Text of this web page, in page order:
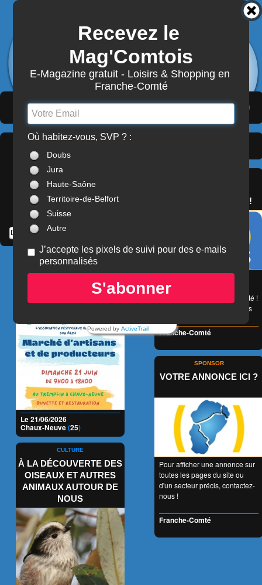
Franche-Comté
3872
7870
Abonnement Mag'Comtois
(ACTUALITÉS) (ANNUAIRE) (MON COMPTE )
Dernières Actualités >
Franche-Comté
FOIRES / MARCHÉS / SALONS
MARCHÉ DE
PRODUCTEURS ET
Le 21/06/2026
Chaux-Neuve(25)
CULTURE
À LA DÉCOUVERTE DES
OISEAUX ET AUTRES
ANIMAUX AUTOUR DE
NOUS
LE PASS'COMTOIS !
😉 LA carte de réduction
accessible à tous et valable
1 an entier en Franche-Comté !
👍 + de 350 Partenaires dans
Franche-Comté
SPONSOR
VOTRE ANNONCE ICI ?
Pour afficher une annonce sur
toutes les pages du site ou
d'un secteur précis, contactez-
nous !
Franche-Comté
Recevez le
Mag'Comtois
E-Magazine gratuit - Loisirs & Shopping en
Franche-Comté
Où habitez-vous, SVP ? :
Doubs
Jura
Haute-Saône
Territoire-de-Belfort
Suisse
Autre
J’accepte les pixels de suivi pour des e-mails
personnalisés
S'abonner
Powered by ActiveTrail